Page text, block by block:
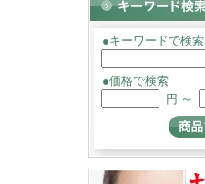
●キーワードで検索
●価格で検索
円 ～